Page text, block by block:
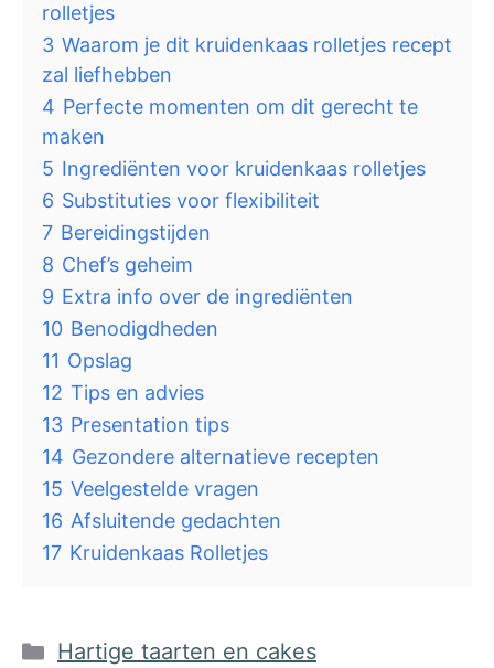
rolletjes
3 Waarom je dit kruidenkaas rolletjes recept
zal liefhebben
4 Perfecte momenten om dit gerecht te
maken
5 Ingrediënten voor kruidenkaas rolletjes
6 Substituties voor flexibiliteit
7 Bereidingstijden
8 Chef’s geheim
9 Extra info over de ingrediënten
10 Benodigdheden
11 Opslag
12 Tips en advies
13 Presentation tips
14 Gezondere alternatieve recepten
15 Veelgestelde vragen
16 Afsluitende gedachten
17 Kruidenkaas Rolletjes
Categorieën
Hartige taarten en cakes